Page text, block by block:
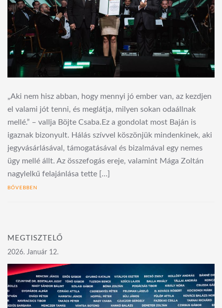
„Aki nem hisz abban, hogy mennyi jó ember van, az kezdjen
el valami jót tenni, és meglátja, milyen sokan odaállnak
mellé.” – vallja Böjte Csaba.Ez a gondolat most Baján is
igaznak bizonyult. Hálás szívvel köszönjük mindenkinek, aki
jegyvásárlásával, támogatásával és bizalmával egy nemes
ügy mellé állt. Az összefogás ereje, valamint Mága Zoltán
nagylelkű felajánlása tette […]
BŐVEBBEN
MEGTISZTELŐ
2026. Január 12.